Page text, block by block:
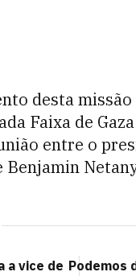
desta
Faixa de
entre o
a vice de Podemos